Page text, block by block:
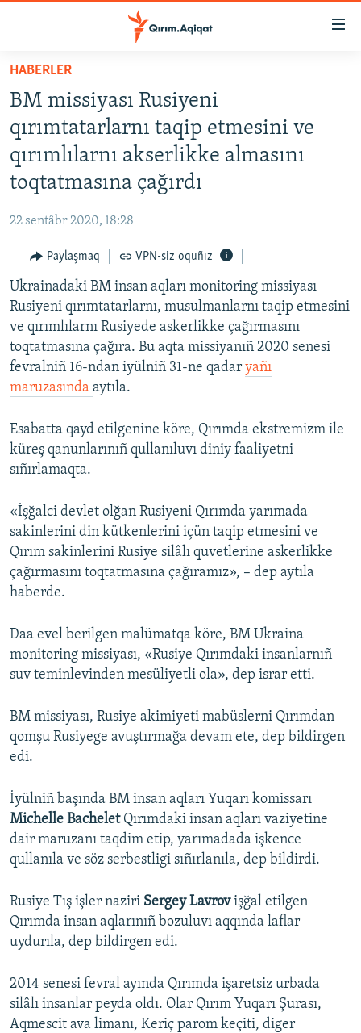
Esas
qaytmaq
Baş
navigatsiyağa
qaytmaq
Qıdıruvğa
İQTİSADİYAT
CEMİYET
İNSAN AQLARI
VİDEO
SÜRET
BLOGLAR
FİKİR
Русский
Українською
QOŞULIÑIZ!
RFE/RS bütün saytları
HABERLER
BM missiyası Rusiyeni
qırımtatarlarnı taqip etmesini ve
qırımlılarnı akserlikke almasını
toqtatmasına çağırdı
22 sentâbr 2020, 18:28
Paylaşmaq VPN-siz oquñız
Ukrainadaki BM insan aqları monitoring missiyası
Rusiyeni qırımtatarlarnı, musulmanlarnı taqip etmesini
ve qırımlılarnı Rusiyede askerlikke çağırmasını
toqtatmasına çağıra. Bu aqta missiyanıñ 2020 senesi
fevralniñ 16-ndan iyülniñ 31-ne qadar yañı
maruzasında aytıla.
Esabatta qayd etilgenine köre, Qırımda ekstremizm ile
küreş qanunlarınıñ qullanıluvı diniy faaliyetni
sıñırlamaqta.
«İşğalci devlet olğan Rusiyeni Qırımda yarımada
sakinlerini din kütkenlerini içün taqip etmesini ve
Qırım sakinlerini Rusiye silâlı quvetlerine askerlikke
çağırmasını toqtatmasına çağıramız», – dep aytıla
haberde.
Daa evel berilgen malümatqa köre, BM Ukraina
monitoring missiyası, «Rusiye Qırımdaki insanlarnıñ
suv teminlevinden mesüliyetli ola», dep israr etti.
BM missiyası, Rusiye akimiyeti mabüslerni Qırımdan
qomşu Rusiyege avuştırmağa devam ete, dep bildirgen
edi.
İyülniñ başında BM insan aqları Yuqarı komissarı
Michelle BacheletQırımdaki insan aqları vaziyetine
dair maruzanı taqdim etip, yarımadada işkence
qullanıla ve söz serbestligi sıñırlanıla, dep bildirdi.
Rusiye Tış işler naziri Sergey Lavrovişğal etilgen
Qırımda insan aqlarınıñ bozuluvı aqqında laflar
uydurıla, dep bildirgen edi.
2014 senesi fevral ayında Qırımda işaretsiz urbada
silâlı insanlar peyda oldı. Olar Qırım Yuqarı Şurası,
Aqmescit ava limanı, Keriç parom keçiti, diger